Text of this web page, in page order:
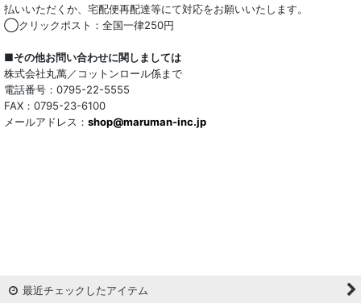
シルク混
ウール混
トリアセテート混
サッカー/クレープ
マドラスチェック
払いいただくか、宅配便再配達等にて対応をお願いいたします。
◯クリックポスト：全国一律250円
■その他お問い合わせに関しましては
株式会社丸萬／コットンロール係まで
電話番号：0795-22-5555
FAX：0795-23-6100
メールアドレス： shop@maruman-inc.jp
最近チェックしたアイテム